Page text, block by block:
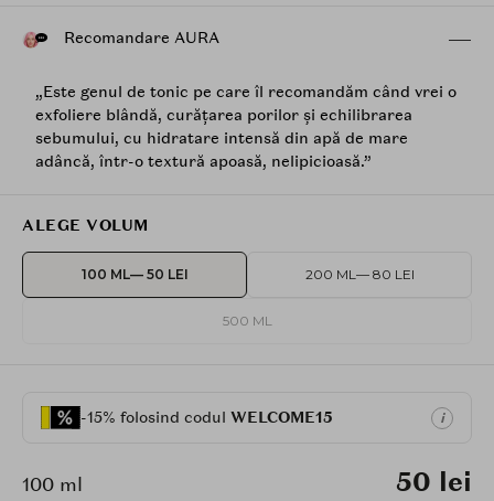
Recomandare AURA
„Este genul de tonic pe care îl recomandăm când vrei o
exfoliere blândă, curățarea porilor și echilibrarea
sebumului, cu hidratare intensă din apă de mare
adâncă, într-o textură apoasă, nelipicioasă.”
ALEGE VOLUM
100 ML— 50 LEI 200 ML— 80 LEI
500 ML
-15% folosind codul WELCOME15 i
100 ml 50 lei